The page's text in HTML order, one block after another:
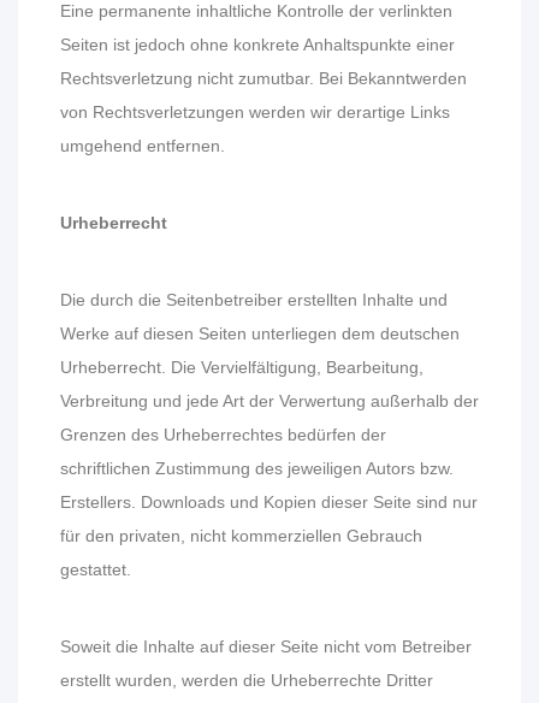
Eine permanente inhaltliche Kontrolle der verlinkten
Seiten ist jedoch ohne konkrete Anhaltspunkte einer
Rechtsverletzung nicht zumutbar. Bei Bekanntwerden
von Rechtsverletzungen werden wir derartige Links
umgehend entfernen.
Urheberrecht
Die durch die Seitenbetreiber erstellten Inhalte und
Werke auf diesen Seiten unterliegen dem deutschen
Urheberrecht. Die Vervielfältigung, Bearbeitung,
Verbreitung und jede Art der Verwertung außerhalb der
Grenzen des Urheberrechtes bedürfen der
schriftlichen Zustimmung des jeweiligen Autors bzw.
Erstellers. Downloads und Kopien dieser Seite sind nur
für den privaten, nicht kommerziellen Gebrauch
gestattet.
Soweit die Inhalte auf dieser Seite nicht vom Betreiber
erstellt wurden, werden die Urheberrechte Dritter